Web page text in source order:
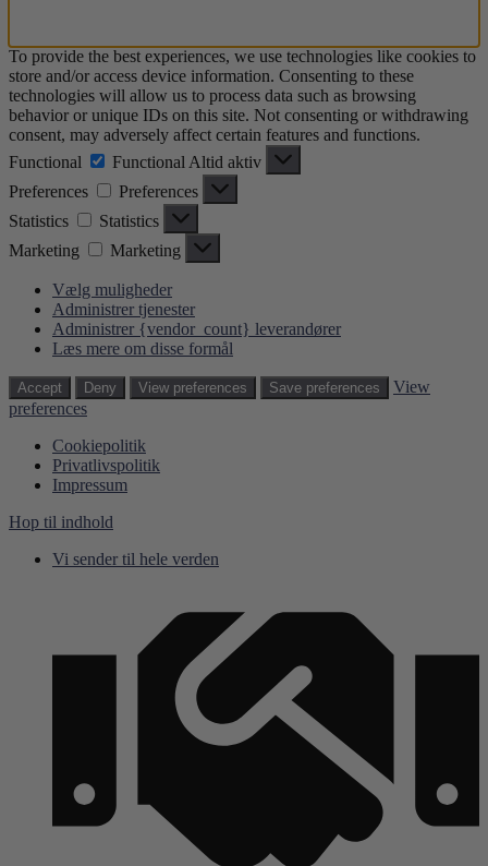
To provide the best experiences, we use technologies like cookies to
store and/or access device information. Consenting to these
technologies will allow us to process data such as browsing
behavior or unique IDs on this site. Not consenting or withdrawing
consent, may adversely affect certain features and functions.
Functional
Functional Altid aktiv
Preferences
Preferences
Statistics
Statistics
Marketing
Marketing
Vælg muligheder
Administrer tjenester
Administrer {vendor_count} leverandører
Læs mere om disse formål
Accept Deny View preferences Save preferences
View
preferences
Cookiepolitik
Privatlivspolitik
Impressum
Hop til indhold
Vi sender til hele verden